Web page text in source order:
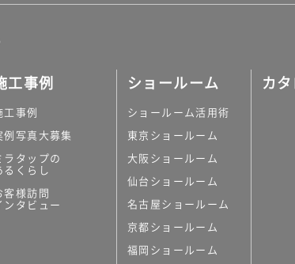
他
チンボード）
セクショナル
工事例
工事例
例写真大募集
ラタップの
るくらし
客様訪問
ンタビュー
ショールーム
ショールーム活用術
東京ショールーム
大阪ショールーム
仙台ショールーム
名古屋ショールーム
京都ショールーム
福岡ショールーム
カ